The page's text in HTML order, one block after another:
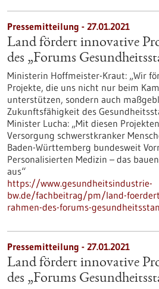
Pressemitteilung - 27.01.2021
Land fördert innovative
des „Forums
Ministerin Hoffmeister-Kraut: „Wir
Projekte, die uns nicht nur beim
unterstützen, sondern auch
Zukunftsfähigkeit des
Minister Lucha: „Mit diesen
Versorgung schwerstkranker
Baden-Württemberg bundesweit
Personalisierten Medizin – das
aus“
https://www.gesundheitsindustrie-
bw.de/fachbeitrag/pm/land-
rahmen-des-forums-
Pressemitteilung - 27.01.2021
Land fördert innovative
des „Forums